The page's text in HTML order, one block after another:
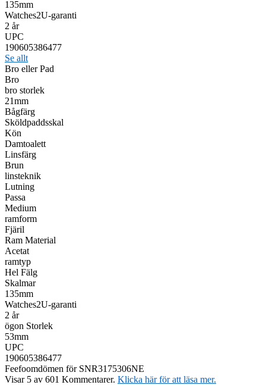
135mm
Watches2U-garanti
2 år
UPC
190605386477
Se allt
Bro eller Pad
Bro
bro storlek
21mm
Bågfärg
Sköldpaddsskal
Kön
Damtoalett
Linsfärg
Brun
linsteknik
Lutning
Passa
Medium
ramform
Fjäril
Ram Material
Acetat
ramtyp
Hel Fälg
Skalmar
135mm
Watches2U-garanti
2 år
ögon Storlek
53mm
UPC
190605386477
Feefoomdömen för SNR3175306NE
Visar 5 av 601 Kommentarer. Klicka här för att läsa mer.